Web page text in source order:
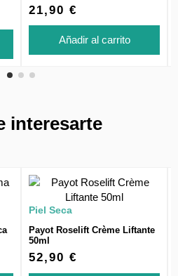
21,90 €
Añadir al carrito
interesarte
Piel Seca
Payot Roselift Crème Liftante
50ml
52,90 €